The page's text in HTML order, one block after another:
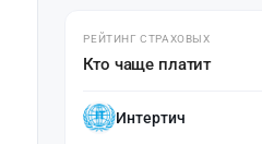
РЕЙТИНГ СТРАХОВЫХ
Кто чаще платит
Интертич